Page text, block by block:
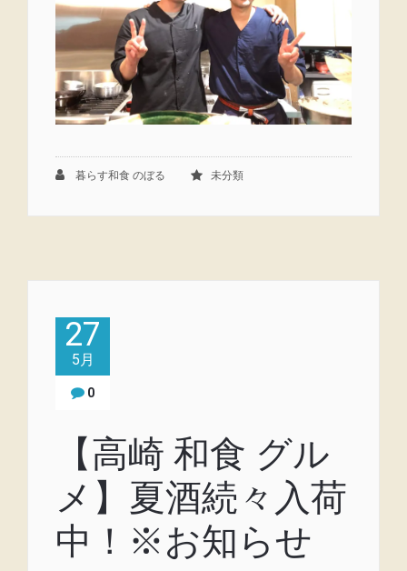
暮らす和食 のぼる 未分類
27
5月
0
【高崎 和食 グル
メ】夏酒続々入荷
中！※お知らせ